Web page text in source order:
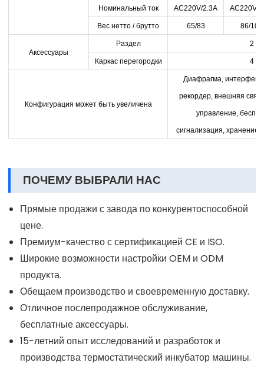
Номинальный ток AC220V/2.3A AC220V/
Вес нетто / брутто 65/83 86/106
Аксессуары
Раздел 2
Каркас перегородки 4
Конфигурация может быть увеличена
Диафрагма, интерфейс
рекордер, внешняя
управление,
сигнализация, хранение
ПОЧЕМУ ВЫБРАЛИ НАС
Прямые продажи с завода по конкурентоспособной
цене.
Премиум-качество с сертификацией CE и ISO.
Широкие возможности настройки OEM и ODM
продукта.
Обещаем производство и своевременную доставку.
Отличное послепродажное обслуживание,
бесплатные аксессуары.
15-летний опыт исследований и разработок и
производства термостатический инкубатор машины.